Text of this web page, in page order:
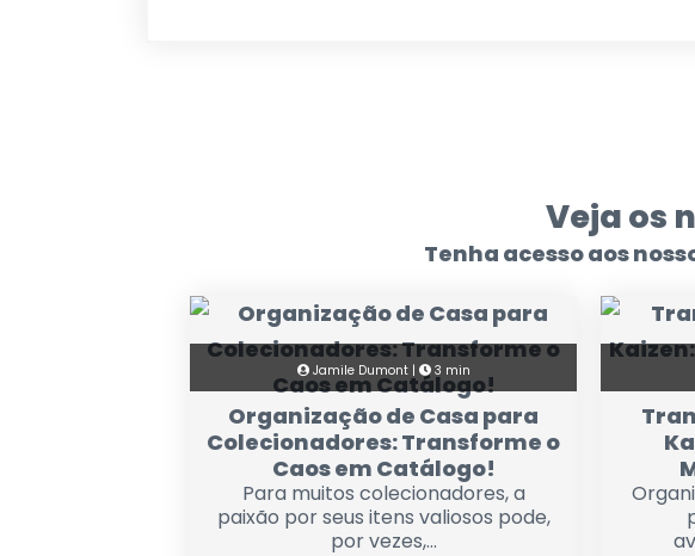
Veja os
Tenha acesso aos
Jamile Dumont | 3 min
Organização de Casa para
Colecionadores: Transforme o
Caos em Catálogo!
Para muitos colecionadores, a
paixão por seus itens valiosos pode,
por vezes,...